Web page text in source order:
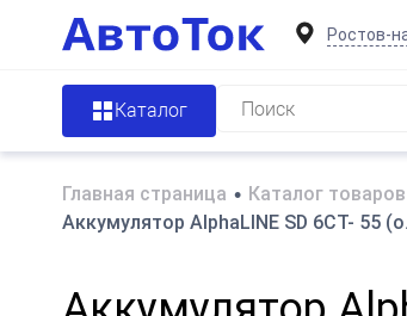
Ростов-
Каталог
Главная страница • Каталог товаров
Аккумулятор AlphaLINE SD 6СТ- 55